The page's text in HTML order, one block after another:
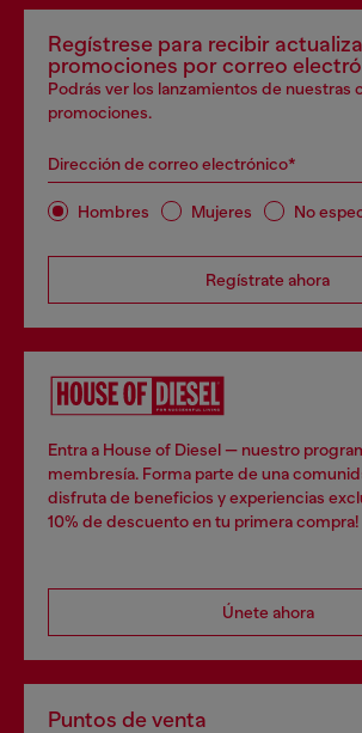
Regístrese para recibir
promociones por correo
Podrás ver los lanzamientos de nuestras
promociones.
Dirección de correo electrónico*
Hombres Mujeres No
Regístrate ahora
Entra a House of Diesel — nuestro
membresía. Forma parte de una
disfruta de beneficios y experiencias
10% de descuento en tu primera compra!
Únete ahora
Puntos de venta